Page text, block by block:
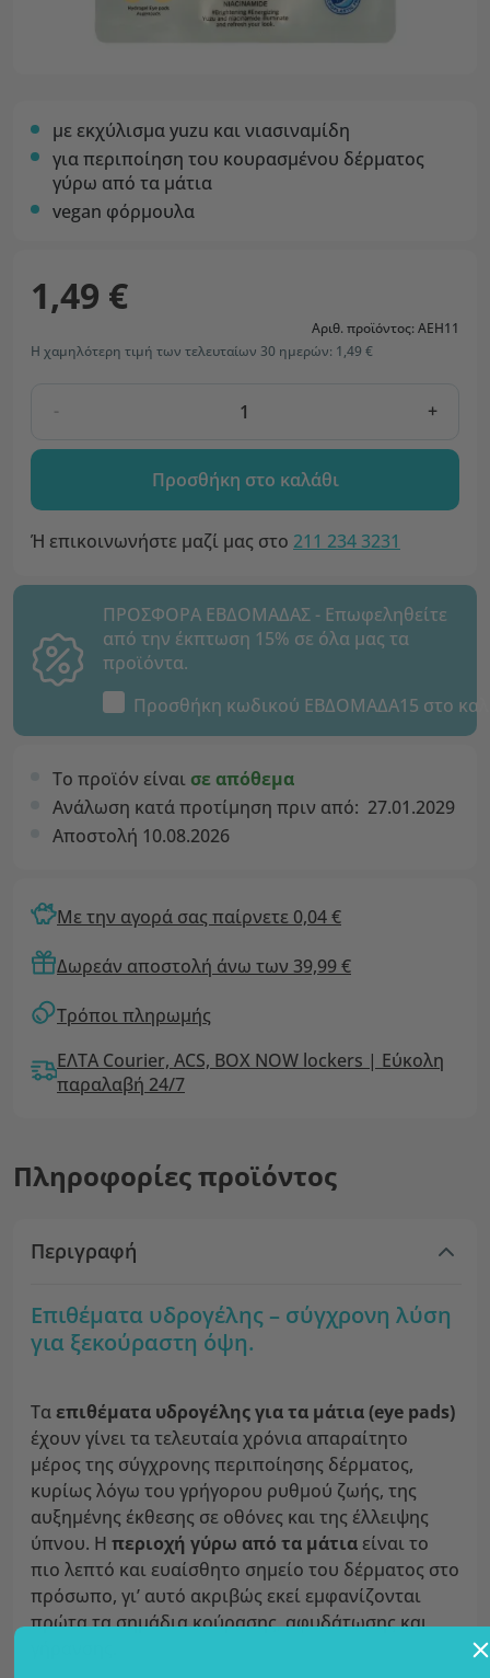
με εκχύλισμα yuzu και νιασιναμίδη
για περιποίηση του κουρασμένου δέρματος
γύρω από τα μάτια
vegan φόρμουλα
1,49 €
Αριθ. προϊόντος: AEH11
Η χαμηλότερη τιμή των τελευταίων 30 ημερών: 1,49 €
- +
Προσθήκη στο καλάθι
Ή επικοινωνήστε μαζί μας στο 211 234 3231
ΠΡΟΣΦΟΡΑ ΕΒΔΟΜΑΔΑΣ - Επωφεληθείτε
από την έκπτωση 15% σε όλα μας τα
προϊόντα.
Προσθήκη κωδικού ΕΒΔΟΜΑΔΑ15 στο
Το προϊόν είναι σε απόθεμα
Ανάλωση κατά προτίμηση πριν από: 27.01.2029
Αποστολή 10.08.2026
Με την αγορά σας παίρνετε 0,04 €
Δωρεάν αποστολή άνω των 39,99 €
Τρόποι πληρωμής
ΕΛΤΑ Courier, ACS, BOX NOW lockers | Εύκολη
παραλαβή 24/7
Πληροφορίες προϊόντος
Περιγραφή
Επιθέματα υδρογέλης – σύγχρονη λύση
για ξεκούραστη όψη.
Ταεπιθέματα υδρογέλης για τα μάτια (eye pads)
έχουν γίνει τα τελευταία χρόνια απαραίτητο
μέρος της σύγχρονης περιποίησης δέρματος,
κυρίως λόγω του γρήγορου ρυθμού ζωής, της
αυξημένης έκθεσης σε οθόνες και της έλλειψης
ύπνου. Η περιοχή γύρω από τα μάτια είναι το
πιο λεπτό και ευαίσθητο σημείο του δέρματος στο
πρόσωπο, γι’ αυτό ακριβώς εκεί εμφανίζονται
πρώτα τα σημάδια κούρασης, αφυδάτωσης και